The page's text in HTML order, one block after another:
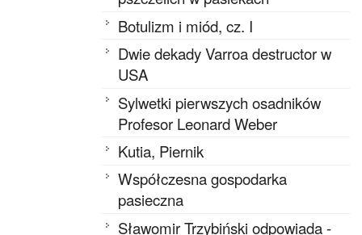
Botulizm i miód, cz. I
Dwie dekady Varroa destructor w
USA
Sylwetki pierwszych osadników
Profesor Leonard Weber
Kutia, Piernik
Współczesna gospodarka
pasieczna
Sławomir Trzybiński odpowiada -